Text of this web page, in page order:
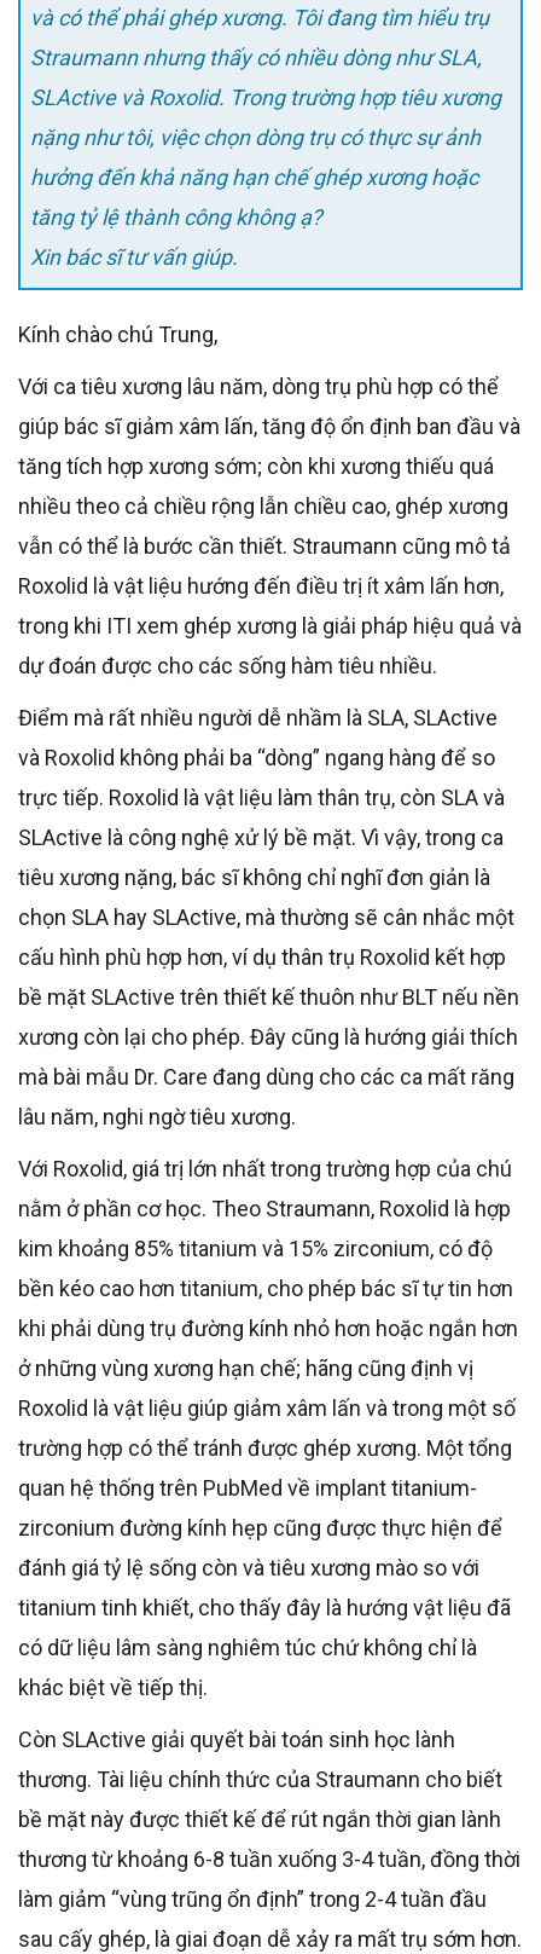
và có thể phải ghép xương. Tôi đang tìm hiểu trụ
Straumann nhưng thấy có nhiều dòng như SLA,
SLActive và Roxolid. Trong trường hợp tiêu xương
nặng như tôi, việc chọn dòng trụ có thực sự ảnh
hưởng đến khả năng hạn chế ghép xương hoặc
tăng tỷ lệ thành công không ạ?
Xin bác sĩ tư vấn giúp.
Kính chào chú Trung,
Với ca tiêu xương lâu năm, dòng trụ phù hợp có thể
giúp bác sĩ giảm xâm lấn, tăng độ ổn định ban đầu và
tăng tích hợp xương sớm; còn khi xương thiếu quá
nhiều theo cả chiều rộng lẫn chiều cao, ghép xương
vẫn có thể là bước cần thiết. Straumann cũng mô tả
Roxolid là vật liệu hướng đến điều trị ít xâm lấn hơn,
trong khi ITI xem ghép xương là giải pháp hiệu quả và
dự đoán được cho các sống hàm tiêu nhiều.
Điểm mà rất nhiều người dễ nhầm là SLA, SLActive
và Roxolid không phải ba “dòng” ngang hàng để so
trực tiếp. Roxolid là vật liệu làm thân trụ, còn SLA và
SLActive là công nghệ xử lý bề mặt. Vì vậy, trong ca
tiêu xương nặng, bác sĩ không chỉ nghĩ đơn giản là
chọn SLA hay SLActive, mà thường sẽ cân nhắc một
cấu hình phù hợp hơn, ví dụ thân trụ Roxolid kết hợp
bề mặt SLActive trên thiết kế thuôn như BLT nếu nền
xương còn lại cho phép. Đây cũng là hướng giải thích
mà bài mẫu Dr. Care đang dùng cho các ca mất răng
lâu năm, nghi ngờ tiêu xương.
Với Roxolid, giá trị lớn nhất trong trường hợp của chú
nằm ở phần cơ học. Theo Straumann, Roxolid là hợp
kim khoảng 85% titanium và 15% zirconium, có độ
bền kéo cao hơn titanium, cho phép bác sĩ tự tin hơn
khi phải dùng trụ đường kính nhỏ hơn hoặc ngắn hơn
ở những vùng xương hạn chế; hãng cũng định vị
Roxolid là vật liệu giúp giảm xâm lấn và trong một số
trường hợp có thể tránh được ghép xương. Một tổng
quan hệ thống trên PubMed về implant titanium-
zirconium đường kính hẹp cũng được thực hiện để
đánh giá tỷ lệ sống còn và tiêu xương mào so với
titanium tinh khiết, cho thấy đây là hướng vật liệu đã
có dữ liệu lâm sàng nghiêm túc chứ không chỉ là
khác biệt về tiếp thị.
Còn SLActive giải quyết bài toán sinh học lành
thương. Tài liệu chính thức của Straumann cho biết
bề mặt này được thiết kế để rút ngắn thời gian lành
thương từ khoảng 6-8 tuần xuống 3-4 tuần, đồng thời
làm giảm “vùng trũng ổn định” trong 2-4 tuần đầu
sau cấy ghép, là giai đoạn dễ xảy ra mất trụ sớm hơn.